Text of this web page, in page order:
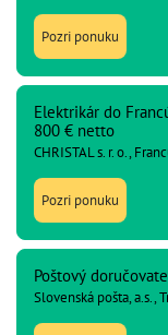
Pozri ponuku
Elektrikár do
800 € netto
CHRISTAL s. r. o.,
Pozri ponuku
Poštový
Slovenská pošta, a.s.,